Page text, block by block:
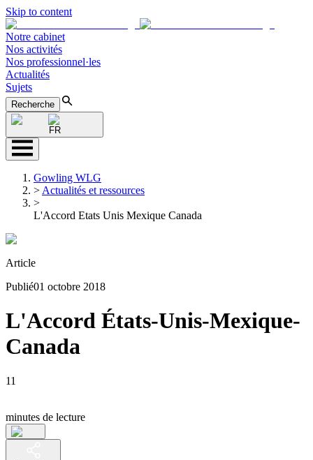
Skip to content
Notre cabinet
Nos activités
Nos professionnel·les
Actualités
Sujets
Recherche
FR
Gowling WLG
> Actualités et ressources
>
L'Accord Etats Unis Mexique Canada
Article
Publié01 octobre 2018
L'Accord États-Unis-Mexique-
Canada
11
minutes de lecture